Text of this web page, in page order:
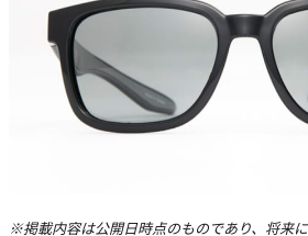
※掲載内容は公開日時点のものであり、将来